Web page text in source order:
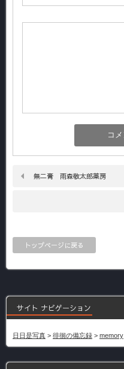
無二膏 雨森敬太郎薬房
トップページに戻る
サイト ナビゲーション
日日是写真 > 徘徊の備忘録 > memory